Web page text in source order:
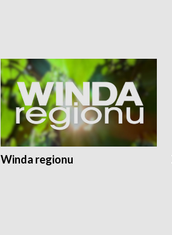
Winda regionu